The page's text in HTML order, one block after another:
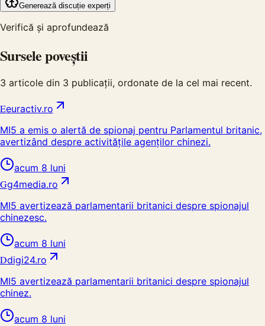
Generează discuție experți
Verifică și aprofundează
Sursele poveștii
3 articole din 3 publicații, ordonate de la cel mai recent.
Eeuractiv.ro
MI5 a emis o alertă de spionaj pentru Parlamentul britanic,
avertizând despre activitățile agenților chinezi.
acum 8 luni
Gg4media.ro
MI5 avertizează parlamentarii britanici despre spionajul
chinezesc.
acum 8 luni
Ddigi24.ro
MI5 avertizează parlamentarii britanici despre spionajul
chinez.
acum 8 luni